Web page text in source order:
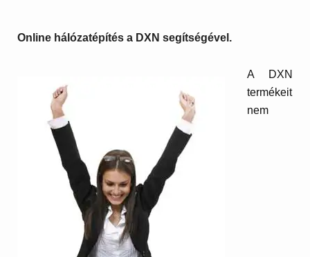
Online hálózatépítés a DXN segítségével.
A DXN
termékeit
nem